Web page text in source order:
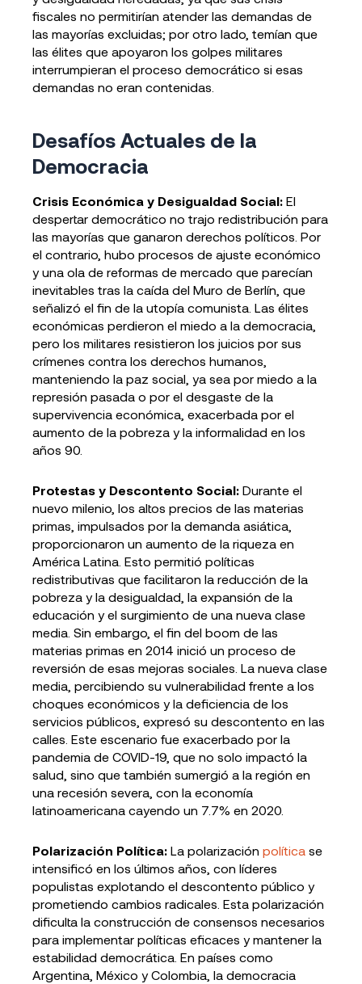
fiscales no permitirían atender las demandas de
las mayorías excluidas; por otro lado, temían que
las élites que apoyaron los golpes militares
interrumpieran el proceso democrático si esas
demandas no eran contenidas.
Desafíos Actuales de la
Democracia
Crisis Económica y Desigualdad Social: El
despertar democrático no trajo redistribución para
las mayorías que ganaron derechos políticos. Por
el contrario, hubo procesos de ajuste económico
y una ola de reformas de mercado que parecían
inevitables tras la caída del Muro de Berlín, que
señalizó el fin de la utopía comunista. Las élites
económicas perdieron el miedo a la democracia,
pero los militares resistieron los juicios por sus
crímenes contra los derechos humanos,
manteniendo la paz social, ya sea por miedo a la
represión pasada o por el desgaste de la
supervivencia económica, exacerbada por el
aumento de la pobreza y la informalidad en los
años 90.
Protestas y Descontento Social: Durante el
nuevo milenio, los altos precios de las materias
primas, impulsados por la demanda asiática,
proporcionaron un aumento de la riqueza en
América Latina. Esto permitió políticas
redistributivas que facilitaron la reducción de la
pobreza y la desigualdad, la expansión de la
educación y el surgimiento de una nueva clase
media. Sin embargo, el fin del boom de las
materias primas en 2014 inició un proceso de
reversión de esas mejoras sociales. La nueva clase
media, percibiendo su vulnerabilidad frente a los
choques económicos y la deficiencia de los
servicios públicos, expresó su descontento en las
calles. Este escenario fue exacerbado por la
pandemia de COVID-19, que no solo impactó la
salud, sino que también sumergió a la región en
una recesión severa, con la economía
latinoamericana cayendo un 7.7% en 2020.
Polarización Política: La polarización política se
intensificó en los últimos años, con líderes
populistas explotando el descontento público y
prometiendo cambios radicales. Esta polarización
dificulta la construcción de consensos necesarios
para implementar políticas eficaces y mantener la
estabilidad democrática. En países como
Argentina, México y Colombia, la democracia